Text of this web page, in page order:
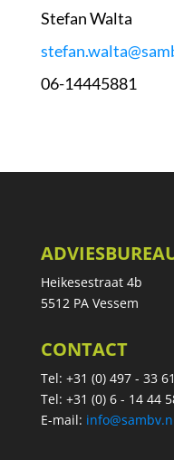
Stefan Walta
06-14445881
Heikesestraat 4b
5512 PA Vessem
CONTACT
Tel: +31 (0) 497 - 33
Tel: +31 (0) 6 - 14 44
E-mail: